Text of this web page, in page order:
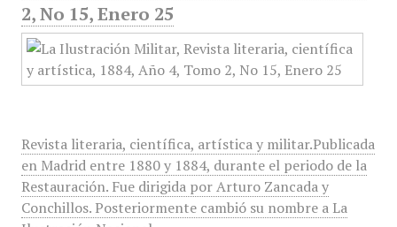
2, No 15, Enero 25
Revista literaria, científica, artística y militar.Publicada
en Madrid entre 1880 y 1884, durante el periodo de la
Restauración. Fue dirigida por Arturo Zancada y
Conchillos. Posteriormente cambió su nombre a La